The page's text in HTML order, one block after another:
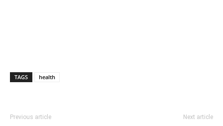
TAGS health
Previous article Next article